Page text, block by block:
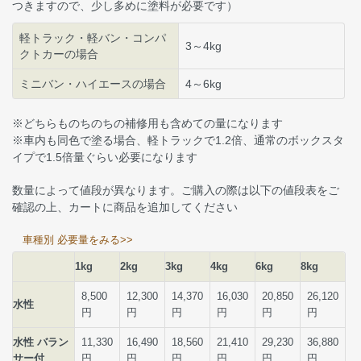
つきますので、少し多めに塗料が必要です）
軽トラック・軽バン・コンパ
クトカーの場合
3～4kg
ミニバン・ハイエースの場合 4～6kg
※どちらものちのちの補修用も含めての量になります
※車内も同色で塗る場合、軽トラックで1.2倍、通常のボックスタ
イプで1.5倍量ぐらい必要になります
数量によって値段が異なります。ご購入の際は以下の値段表をご
確認の上、カートに商品を追加してください
車種別 必要量をみる>>